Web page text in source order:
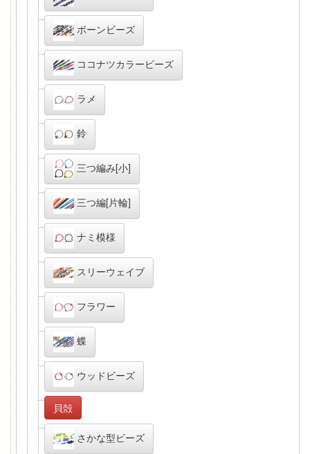
ボーンビーズ
ココナツカラービーズ
ラメ
鈴
三つ編み[小]
三つ編[片輪]
ナミ模様
スリーウェイブ
フラワー
蝶
ウッドビーズ
貝殻
さかな型ビーズ